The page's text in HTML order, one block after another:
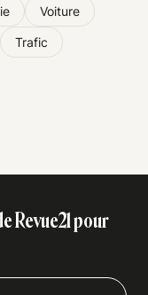
Voiture
Trafic
Revue21 pour